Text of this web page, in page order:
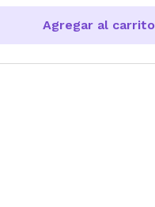
Agregar al carrito